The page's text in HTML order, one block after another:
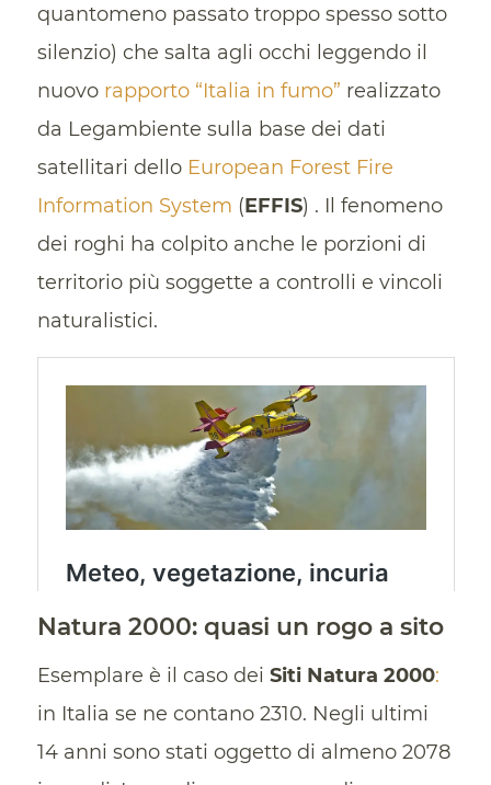
quantomeno passato troppo spesso sotto
silenzio) che salta agli occhi leggendo il
nuovo rapporto “Italia in fumo” realizzato
da Legambiente sulla base dei dati
satellitari dello European Forest Fire
Information System (EFFIS) . Il fenomeno
dei roghi ha colpito anche le porzioni di
territorio più soggette a controlli e vincoli
naturalistici.
Natura 2000: quasi un rogo a sito
Esemplare è il caso dei Siti Natura 2000:
in Italia se ne contano 2310. Negli ultimi
14 anni sono stati oggetto di almeno 2078